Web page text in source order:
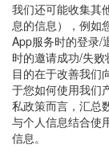
我们还可能收集其
息的信息），例如
App服务时的登录/
时的邀请成功/失
目的在于改善我们
于您如何使用我们
私政策而言，汇总
与个人信息结合使
信息。